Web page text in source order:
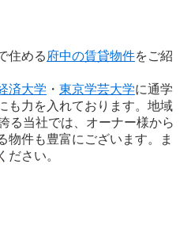
住める 府中の賃貸物件をご紹
済大学 ・ 東京学芸大学に通学
も力を入れております。地域
る当社では、オーナー様から
物件も豊富にございます。ま
ださい。